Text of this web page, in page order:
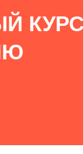
КУРС